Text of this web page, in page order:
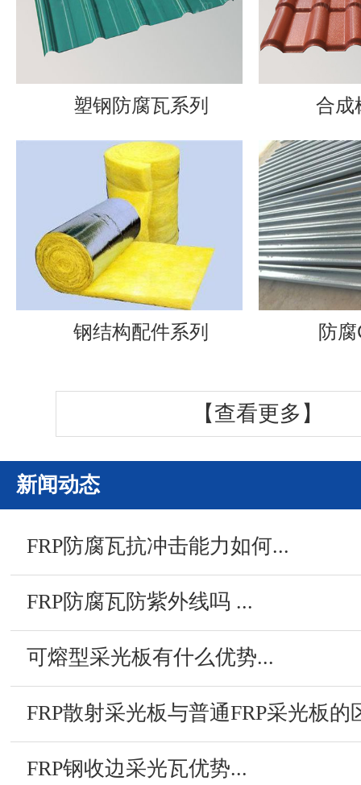
塑钢防腐瓦系列 合成
钢结构配件系列 防腐
【查看更多】
新闻动态
FRP防腐瓦抗冲击能力如何...
FRP防腐瓦防紫外线吗 ...
可熔型采光板有什么优势...
FRP散射采光板与普通FRP采光板的
FRP钢收边采光瓦优势...